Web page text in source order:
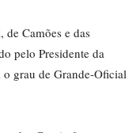
Camões e das
pelo Presidente da
grau de Grande-Oficial